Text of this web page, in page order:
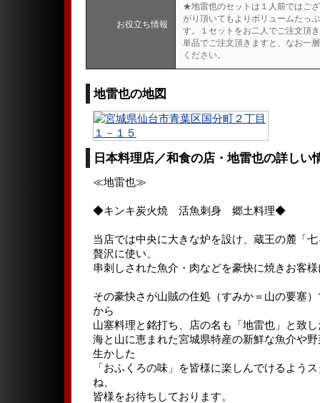
お役立ち情報
★地雷也のセットは１人前ではご
がり頂いてもよりボリュームたっ
す。１セットをお二人でご注文頂
単品でご注文頂きますと、なお一
ください。
地雷也の地図
日本料理店／和食の店・地雷也の詳しい
≪地雷也≫
◆キンキ炭火焼 活魚刺身 郷土料理◆
当店では中央に大きな炉を設け、蔵王の麓「
贅沢に使い、
串刺しされた魚介・肉などを豪快に焼きお客
その豪快さが山賊の住処（すみか＝山の要塞
から
山塞料理と銘打ち、店の名も「地雷也」と致
海と山に恵まれた宮城県特産の新鮮な魚介や
生かした
「おふくろの味」を皆様に楽しんでけるよう
ね、
皆様をお待ちしております。